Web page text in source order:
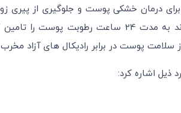
درمان خشکی پوست و جلوگیری از
پوست در برابر رادیکال های آزاد
ذیل اشاره کرد: